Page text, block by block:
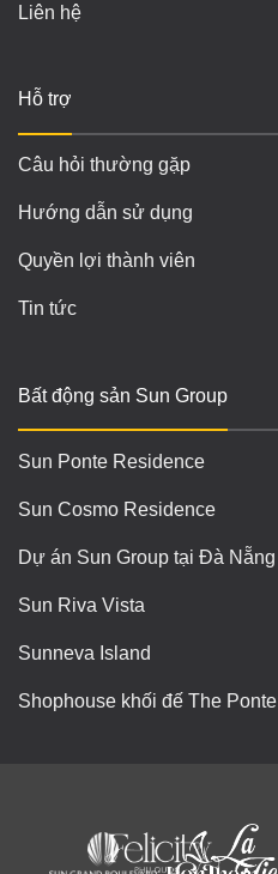
Liên hệ
Hỗ trợ
Câu hỏi thường gặp
Hướng dẫn sử dụng
Quyền lợi thành viên
Tin tức
Bất động sản Sun Group
Sun Ponte Residence
Sun Cosmo Residence
Dự án Sun Group tại Đà Nẵng
Sun Riva Vista
Sunneva Island
Shophouse khối đế The Ponte